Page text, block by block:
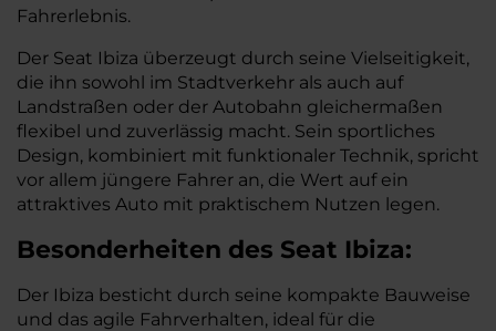
Fahrerlebnis.
Der Seat Ibiza überzeugt durch seine Vielseitigkeit,
die ihn sowohl im Stadtverkehr als auch auf
Landstraßen oder der Autobahn gleichermaßen
flexibel und zuverlässig macht. Sein sportliches
Design, kombiniert mit funktionaler Technik, spricht
vor allem jüngere Fahrer an, die Wert auf ein
attraktives Auto mit praktischem Nutzen legen.
Besonderheiten des Seat Ibiza:
Der Ibiza besticht durch seine kompakte Bauweise
und das agile Fahrverhalten, ideal für die